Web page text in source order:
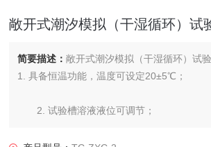
敞开式潮汐模拟（干湿循环）试
简要描述：敞开式潮汐模拟（干湿循环）试
1. 具备恒温功能，温度可设定20±5℃；
2. 试验槽溶液液位可调节；